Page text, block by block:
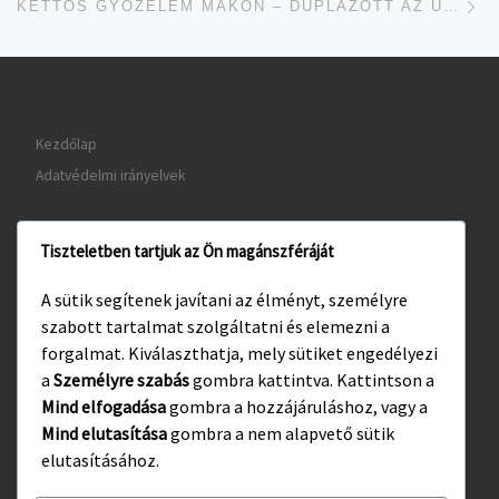
KETTŐS GYŐZELEM MAKÓN – DUPLÁZOTT AZ U12/13
Kezdőlap
Adatvédelmi irányelvek
www.visitgyula.com
www.gyulakult.hu
Facebook Instagram
Tiszteletben tartjuk az Ön magánszféráját
A sütik segítenek javítani az élményt, személyre
szabott tartalmat szolgáltatni és elemezni a
forgalmat. Kiválaszthatja, mely sütiket engedélyezi
a Személyre szabásgombra kattintva. Kattintson a
Mind elfogadásagombra a hozzájáruláshoz, vagy a
Mind elutasításagombra a nem alapvető sütik
elutasításához.